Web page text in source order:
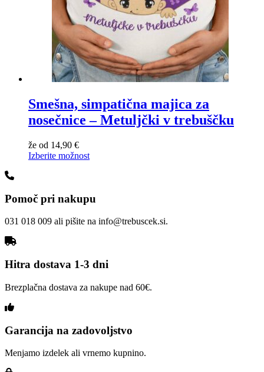
Smešna, simpatična majica za
nosečnice – Metuljčki v trebuščku
že od 14,90 €
Izberite možnost
Pomoč pri nakupu
031 018 009 ali pišite na info@trebuscek.si.
Hitra dostava 1-3 dni
Brezplačna dostava za nakupe nad 60€.
Garancija na zadovoljstvo
Menjamo izdelek ali vrnemo kupnino.